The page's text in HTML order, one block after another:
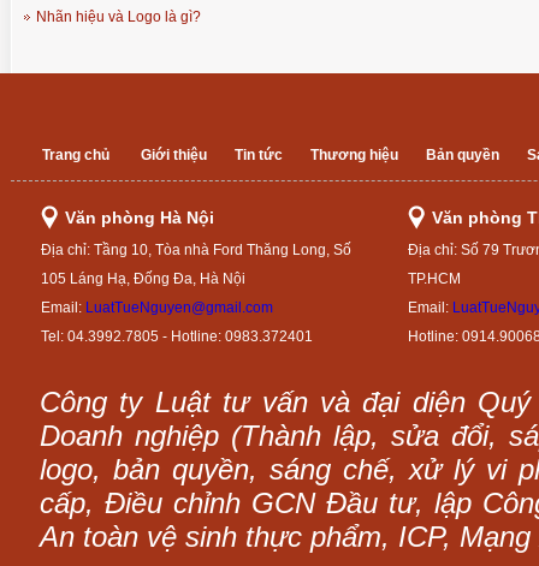
Nhãn hiệu và Logo là gì?
Trang chủ Giới thiệu Tin tức Thương hiệu Bản quyền
Văn phòng Hà Nội
Địa chỉ: Tầng 10, Tòa nhà Ford Thăng Long, Số
105 Láng Hạ, Đống Đa, Hà Nội
Email: LuatTueNguyen@gmail.com
Tel: 04.3992.7805 - Hotline: 0983.372401
Văn phòng
Địa chỉ: Số 79
TP.HCM
Email:
Hotline:
Công ty Luật tư vấn và đại diện
Doanh nghiệp (Thành lập, sửa đổi,
logo, bản quyền, sáng chế, xử lý vi
cấp, Điều chỉnh GCN Đầu tư, lập
An toàn vệ sinh thực phẩm, ICP,